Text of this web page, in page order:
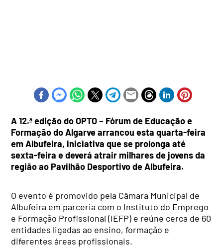
A 12.ª edição do OPTO – Fórum de Educação e
Formação do Algarve arrancou esta quarta-feira
em Albufeira, iniciativa que se prolonga até
sexta-feira e deverá atrair milhares de jovens da
região ao Pavilhão Desportivo de Albufeira.
O evento é promovido pela Câmara Municipal de
Albufeira em parceria com o Instituto do Emprego
e Formação Profissional (IEFP) e reúne cerca de 60
entidades ligadas ao ensino, formação e
diferentes áreas profissionais.